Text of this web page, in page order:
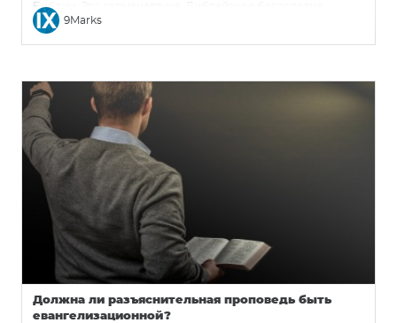
Библии. Это герменевтика. Библейское богословие
предполагает, что все авторы и все книги Библии
9Marks
Должна ли разъяснительная проповедь быть
евангелизационной?